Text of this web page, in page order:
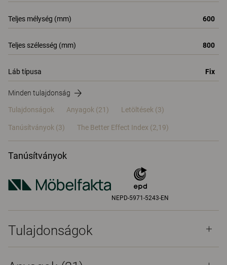
Teljes mélység (mm) 600
Teljes szélesség (mm) 800
Láb típusa Fix
Minden tulajdonság
Tulajdonságok Anyagok (21) Letöltések (3)
Tanúsítványok (3) The Better Effect Index (2,19)
Tanúsítványok
NEPD-5971-5243-EN
Tulajdonságok